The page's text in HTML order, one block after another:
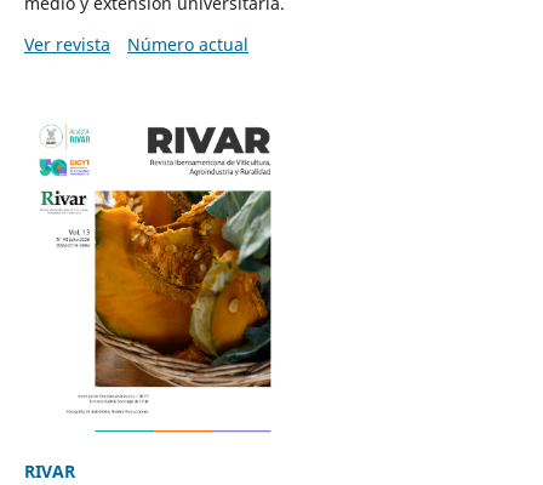
Ver revista
Número actual
RIVAR